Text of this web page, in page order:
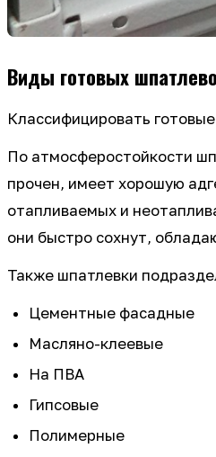
Виды готовых
Классифицировать
По атмосферостойкости
прочен, имеет хорошую
отапливаемых и
они быстро сохнут,
Также шпатлевки
Цементные фасадные
Масляно-клеевые
На ПВА
Гипсовые
Полимерные